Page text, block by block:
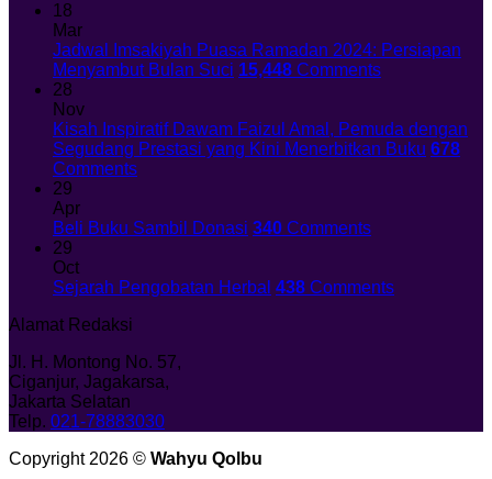
18
Mar
Jadwal Imsakiyah Puasa Ramadan 2024: Persiapan
Menyambut Bulan Suci 15,448 Comments
28
Nov
Kisah Inspiratif Dawam Faizul Amal, Pemuda dengan
Segudang Prestasi yang Kini Menerbitkan Buku 678
Comments
29
Apr
Beli Buku Sambil Donasi 340 Comments
29
Oct
Sejarah Pengobatan Herbal 438 Comments
Alamat Redaksi
Jl. H. Montong No. 57,
Ciganjur, Jagakarsa,
Jakarta Selatan
Telp. 021-78883030
Copyright 2026 © Wahyu Qolbu